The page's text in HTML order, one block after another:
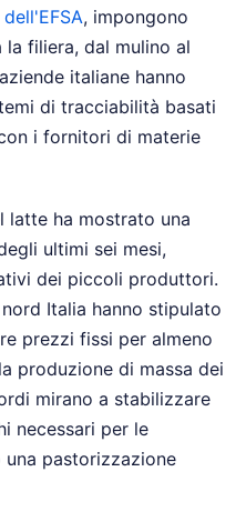
, impongono
filiera, dal mulino al
italiane hanno
di tracciabilità basati
i fornitori di materie
latte ha mostrato una
ultimi sei mesi,
dei piccoli produttori.
Italia hanno stipulato
prezzi fissi per almeno
produzione di massa dei
mirano a stabilizzare
necessari per le
pastorizzazione